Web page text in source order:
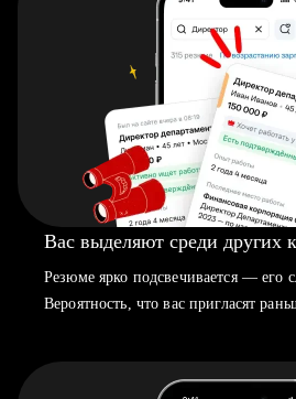
Вас выделяют среди других
Резюме ярко подсвечивается — его
Вероятность, что вас пригласят